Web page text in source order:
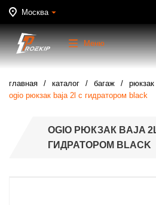
Москва
Меню
главная каталог багаж
ogio рюкзак baja 2l с гидратором black
OGIO РЮКЗАК BAJA
ГИДРАТОРОМ BLACK